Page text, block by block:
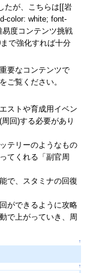
たが、こちらは[[岩
color: white; font-
度コンテンツ挑戦
で強化すれば十分
要なコンテンツで
ご覧ください。
ストや育成用イベン
回)する必要があり
テリーのようなもの
てくれる「副官周
で、スタミナの回復
ができるように攻略
で上がっていき、周
↑
↑